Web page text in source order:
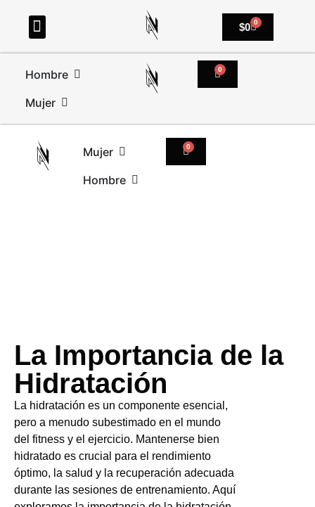
$0 0
Hombre
Mujer
0
Mujer
Hombre
0
La Importancia de la
Hidratación
La hidratación es un componente esencial,
pero a menudo subestimado en el mundo
del fitness y el ejercicio. Mantenerse bien
hidratado es crucial para el rendimiento
óptimo, la salud y la recuperación adecuada
durante las sesiones de entrenamiento. Aquí